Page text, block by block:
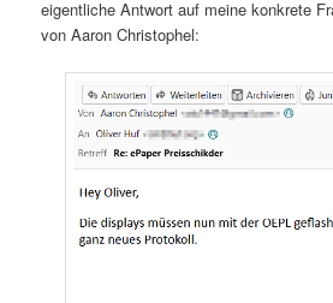
eigentliche Antwort auf meine konkrete
von Aaron Christophel: